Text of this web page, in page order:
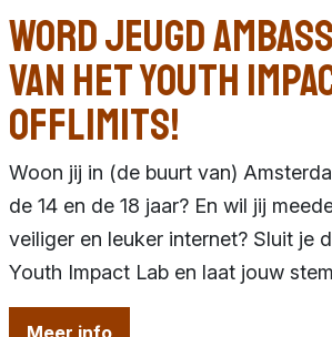
Word Jeugd
van het Youth
Offlimits!
Woon jij in (de buurt van)
de 14 en de 18 jaar? En wil jij
veiliger en leuker internet? Sluit je
Youth Impact Lab en laat jouw
Meer info